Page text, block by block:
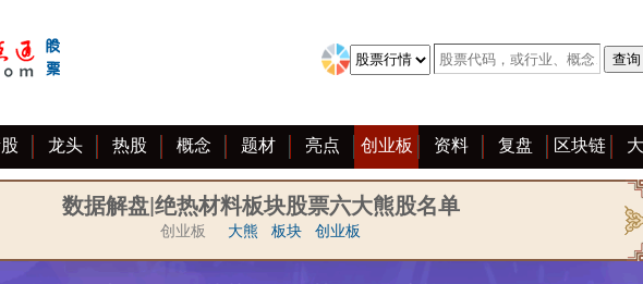
龙头 热股 概念 题材 亮点 创业板 资料 复盘 区块链
数据解盘|绝热材料板块股票六大熊股名单
创业板 大熊 板块 创业板